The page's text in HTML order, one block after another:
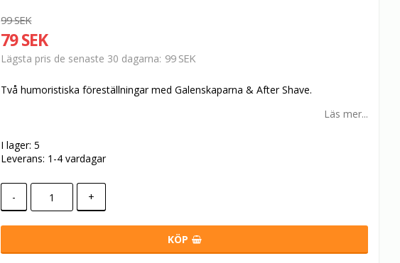
99 SEK
79 SEK
Lägsta pris de senaste 30 dagarna 99 SEK
Två humoristiska föreställningar med Galenskaparna & After Shave.
Läs mer...
I lager: 5
Leverans: 1-4 vardagar
- +
KÖP